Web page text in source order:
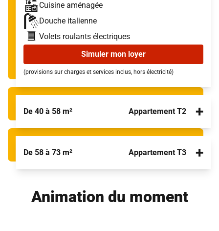
Cuisine aménagée
Douche italienne
Volets roulants électriques
Simuler mon loyer
(provisions sur charges et services inclus, hors électricité)
De 40 à 58 m² Appartement T2 +
De 58 à 73 m² Appartement T3 +
Animation du moment